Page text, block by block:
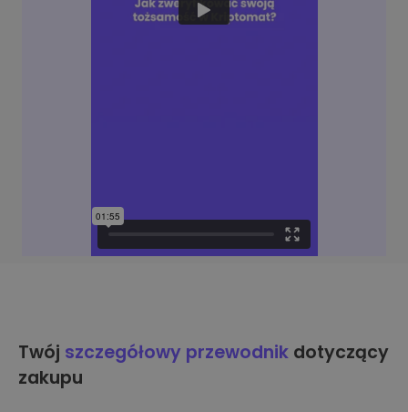
Twój szczegółowy przewodnik dotyczący
zakupu